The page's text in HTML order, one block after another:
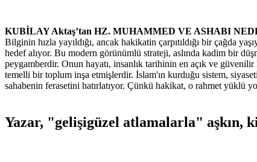
KUBİLAY Aktaş’tan HZ. MUHAMMED VE ASHABI
Bilginin hızla yayıldığı, ancak hakikatin çarpıtıldığı bir çağda
hedef alıyor. Bu modern görünümlü strateji, aslında kadim bir
peygamberdir. Onun hayatı, insanlık tarihinin en açık ve
temelli bir toplum inşa etmişlerdir. İslam'ın kurduğu sistem,
sahabenin ferasetini hatırlatıyor. Çünkü hakikat, o rahmet yüklü
Yazar, "gelişigüzel atlamalarla" aşkın,